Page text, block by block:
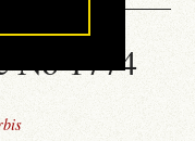
No 1774